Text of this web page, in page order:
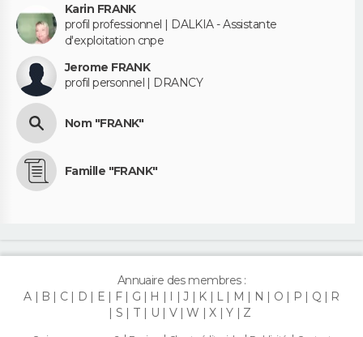
Karin FRANK
profil professionnel | DALKIA - Assistante
d'exploitation cnpe
Jerome FRANK
profil personnel | DRANCY
Nom "FRANK"
Famille "FRANK"
Annuaire des membres :
A
B C D E F G H I J K L M N O P Q
R
S
T U V W X Y Z